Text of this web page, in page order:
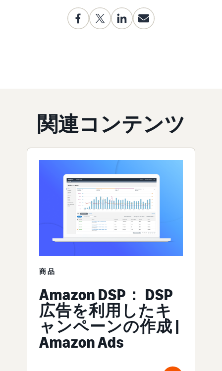
関連コンテンツ
商品
Amazon DSP： DSP
広告を利用したキ
ャンペーンの作成 |
Amazon Ads